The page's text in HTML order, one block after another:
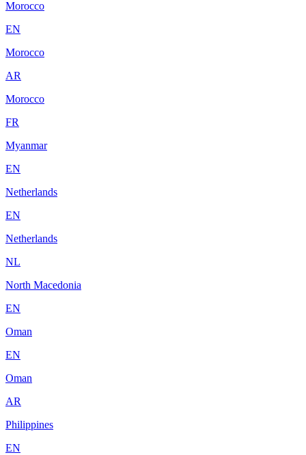
Morocco
EN
Morocco
AR
Morocco
FR
Myanmar
EN
Netherlands
EN
Netherlands
NL
North Macedonia
EN
Oman
EN
Oman
AR
Philippines
EN